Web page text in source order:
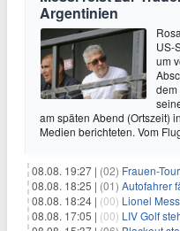
Argentinien
US-
um
dem
am späten Abend (Ortszeit)
Medien berichteten. Vom
08.08. 19:27 | (02) Frauen-Tour
08.08. 18:25 | (01) Autofahrer
08.08. 18:24 | (00) Lionel Messis
08.08. 17:05 | (00) LIV Golf steht an